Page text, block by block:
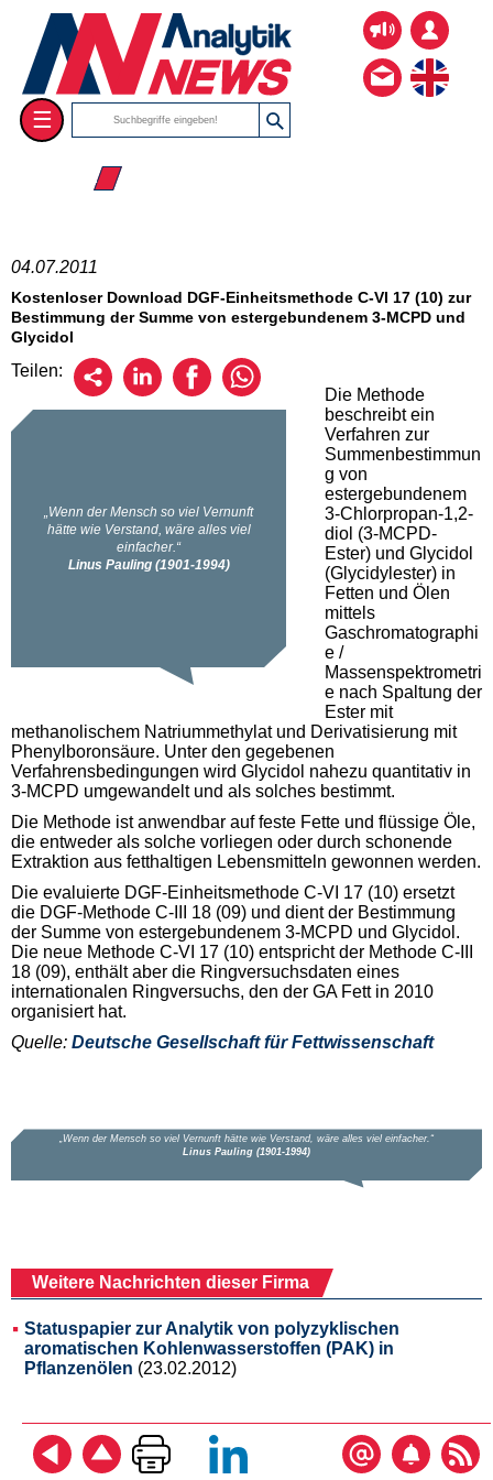
☰
☰ 2011
04.07.2011
Kostenloser Download DGF-Einheitsmethode C-VI 17 (10) zur
Bestimmung der Summe von estergebundenem 3-MCPD und
Glycidol
Teilen:
Die Methode
beschreibt ein
Verfahren zur
Summenbestimmun
g von
estergebundenem
3-Chlorpropan-1,2-
diol (3-MCPD-
Ester) und Glycidol
(Glycidylester) in
Fetten und Ölen
mittels
Gaschromatographi
e /
Massenspektrometri
e nach Spaltung der
Ester mit
methanolischem Natriummethylat und Derivatisierung mit
Phenylboronsäure. Unter den gegebenen
Verfahrensbedingungen wird Glycidol nahezu quantitativ in
3-MCPD umgewandelt und als solches bestimmt.
Die Methode ist anwendbar auf feste Fette und flüssige Öle,
die entweder als solche vorliegen oder durch schonende
Extraktion aus fetthaltigen Lebensmitteln gewonnen werden.
Die evaluierte DGF-Einheitsmethode C-VI 17 (10) ersetzt
die DGF-Methode C-III 18 (09) und dient der Bestimmung
der Summe von estergebundenem 3-MCPD und Glycidol.
Die neue Methode C-VI 17 (10) entspricht der Methode C-III
18 (09), enthält aber die Ringversuchsdaten eines
internationalen Ringversuchs, den der GA Fett in 2010
organisiert hat.
Quelle: Deutsche Gesellschaft für Fettwissenschaft
Weitere Nachrichten dieser Firma
Statuspapier zur Analytik von polyzyklischen
aromatischen Kohlenwasserstoffen (PAK) in
Pflanzenölen (23.02.2012)